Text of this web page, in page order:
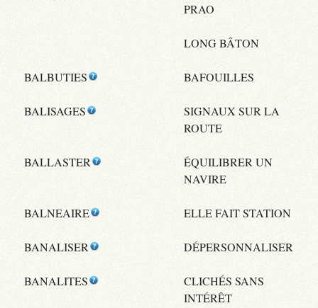
PRAO
LONG BÂTON
BALBUTIES BAFOUILLES
BALISAGES
SIGNAUX SUR LA
ROUTE
BALLASTER
ÉQUILIBRER UN
NAVIRE
BALNEAIRE ELLE FAIT STATION
BANALISER DÉPERSONNALISER
BANALITES
CLICHÉS SANS
INTÉRÊT